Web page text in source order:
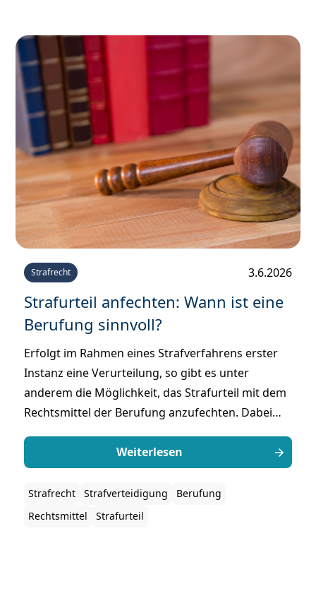
Strafrecht 3.6.2026
Strafurteil anfechten: Wann ist eine
Berufung sinnvoll?
Erfolgt im Rahmen eines Strafverfahrens erster
Instanz eine Verurteilung, so gibt es unter
anderem die Möglichkeit, das Strafurteil mit dem
Rechtsmittel der Berufung anzufechten. Dabei
angefochten werden oder aber die Berufung auf
den Rechtsfolgenausspruch – also die Höhe der
Strafe – beschränkt werden. Die Frage, wann die
Einlegung des Rechtsmittels der Berufung
Weiterlesen
Strafrecht Strafverteidigung
Berufung
Rechtsmittel
Strafurteil